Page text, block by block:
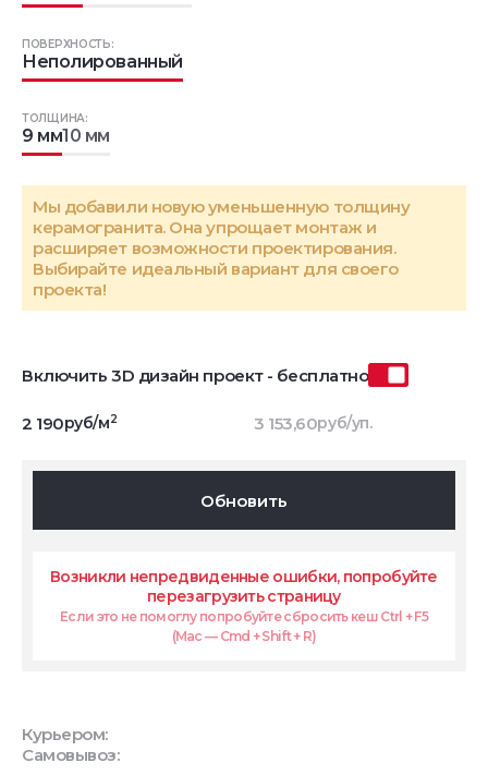
ТОЛЩИНА:
9 мм10 мм
ПОВЕРХНОСТЬ:
Неполированный
Мы добавили новую уменьшенную толщину
керамогранита. Она упрощает монтаж и
расширяет возможности проектирования.
Выбирайте идеальный вариант для своего
проекта!
Включить 3D дизайн проект - бесплатно
2 190руб/м2 3 153,60руб/уп.
Обновить
Возникли непредвиденные ошибки, попробуйте
перезагрузить страницу
Если это не помоглу попробуйте сбросить кеш Ctrl + F5
(Mac — Cmd + Shift + R)
Курьером:
Самовывоз: